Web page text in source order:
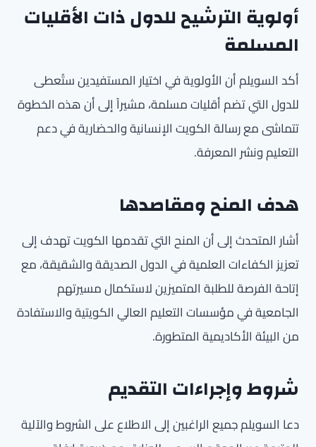
أولوية الترشيح للدول ذات الأقليات
المسلمة
أكد السويلم أن الأولوية في اختيار المستفيدين ستُعطى
للدول التي تضم أقليات مسلمة، مشيراً إلى أن هذه الخطوة
تتماشى مع رسالة الكويت الإنسانية والحضارية في دعم
التعليم ونشر المعرفة.
هدف المنح ومقاصدها
أشار المتحدث إلى أن المنح التي تقدمها الكويت تهدف إلى
تعزيز الكفاءات العلمية في الدول الصديقة والشقيقة، مع
إتاحة الفرصة للطلبة المتميزين لاستكمال مسيرتهم
الجامعية في مؤسسات التعليم العالي الكويتية والاستفادة
من البيئة الأكاديمية المتطورة.
شروط وإجراءات التقديم
دعا السويلم جميع الراغبين إلى الاطلاع على الشروط والآلية